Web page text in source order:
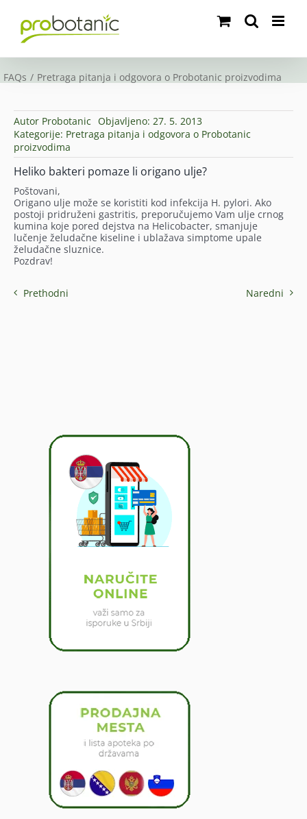
content
FAQs Pretraga pitanja i odgovora o Probotanic proizvodima
Autor Probotanic Objavljeno: 27. 5. 2013
Kategorije: Pretraga pitanja i odgovora o Probotanic
proizvodima
Heliko bakteri pomaze li origano ulje?
Poštovani,
Origano ulje može se koristiti kod infekcija H. pylori. Ako
postoji pridruženi gastritis, preporučujemo Vam ulje crnog
kumina koje pored dejstva na Helicobacter, smanjuje
lučenje želudačne kiseline i ublažava simptome upale
želudačne sluznice.
Pozdrav!
Prethodni Naredni